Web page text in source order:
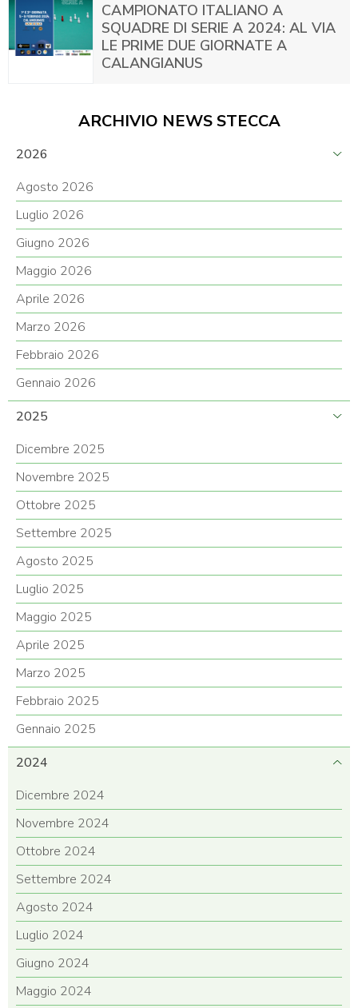
CAMPIONATO ITALIANO A
SQUADRE DI SERIE A 2024: AL VIA
LE PRIME DUE GIORNATE A
CALANGIANUS
ARCHIVIO NEWS STECCA
2026
Agosto 2026
Luglio 2026
Giugno 2026
Maggio 2026
Aprile 2026
Marzo 2026
Febbraio 2026
Gennaio 2026
2025
Dicembre 2025
Novembre 2025
Ottobre 2025
Settembre 2025
Agosto 2025
Luglio 2025
Maggio 2025
Aprile 2025
Marzo 2025
Febbraio 2025
Gennaio 2025
2024
Dicembre 2024
Novembre 2024
Ottobre 2024
Settembre 2024
Agosto 2024
Luglio 2024
Giugno 2024
Maggio 2024